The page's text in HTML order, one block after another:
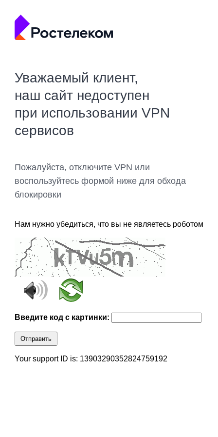
Уважаемый клиент,
наш сайт недоступен
при использовании VPN
сервисов
Пожалуйста, отключите VPN или
воспользуйтесь формой ниже для обхода
блокировки
Нам нужно убедиться, что вы не являетесь роботом
Введите код с картинки:
Отправить
Your support ID is: 13903290352824759192